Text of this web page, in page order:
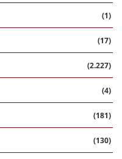
(1)
(17)
(2.227)
(4)
(181)
(130)